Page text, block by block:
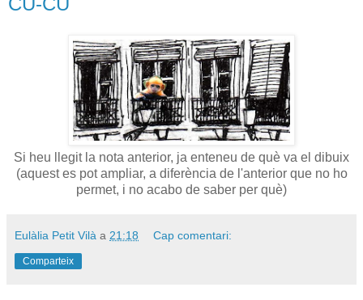
Si heu llegit la nota anterior, ja enteneu de què va el dibuix
(aquest es pot ampliar, a diferència de l'anterior que no ho
permet, i no acabo de saber per què)
Eulàlia Petit Vilà a 21:18 Cap comentari:
Comparteix